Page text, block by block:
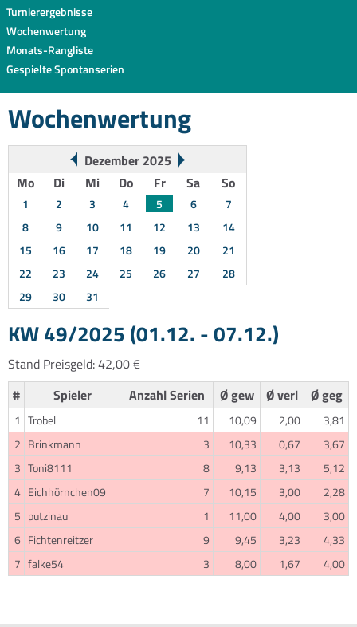
Turnierergebnisse
Wochenwertung
Monats-Rangliste
Gespielte Spontanserien
Wochenwertung
Dezember 2025
Mo
Di Mi Do Fr Sa So
1 2 3 4 5 6
7
8
9 10 11 12 13
14
15
16 17 18 19 20
21
22
23 24 25 26 27
28
29
30 31
KW 49/2025 (01.12. - 07.12.)
Stand Preisgeld: 42,00 €
#
Spieler Anzahl Serien Ø gew Ø verl Ø geg
1 Trobel 11 10,09 2,00
3,81
2 Brinkmann 3 10,33 0,67
3,67
3 Toni8111 8 9,13 3,13
5,12
4 Eichhörnchen09 7 10,15 3,00
2,28
5 putzinau 1 11,00 4,00
3,00
6 Fichtenreitzer 9 9,45 3,23
4,33
7 falke54 3 8,00 1,67 4,00